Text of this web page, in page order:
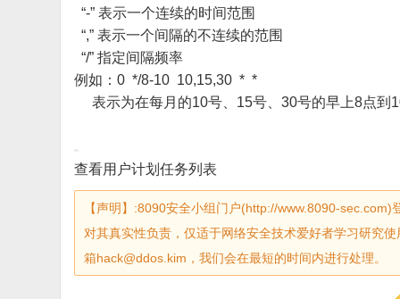
“-” 表示一个连续的时间范围
“,” 表示一个间隔的不连续的范围
“/” 指定间隔频率
例如：0 */8-10 10,15,30 * *
表示为在每月的10号、15号、30号的早上8点到
查看用户计划任务列表
【声明】:8090安全小组门户(http://www.8090-
对其真实性负责，仅适于网络安全技术爱好者学习研究
箱hack@ddos.kim，我们会在最短的时间内进行处理。